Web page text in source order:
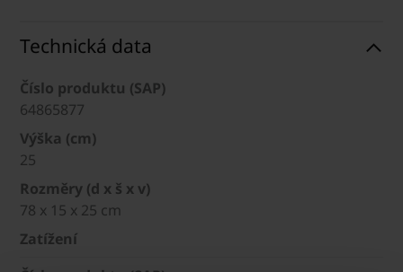
Technická data
Číslo produktu (SAP)
64865877
Výška (cm)
25
Rozměry (d x š x v)
78 x 15 x 25 cm
Zatížení